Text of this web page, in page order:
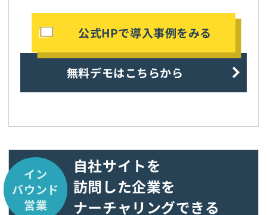
公式HPで導入事例をみる
無料デモはこちらから
イン
バウンド
営業
自社サイトを
訪問した企業を
ナーチャリングできる